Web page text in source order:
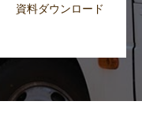
資料ダウンロード